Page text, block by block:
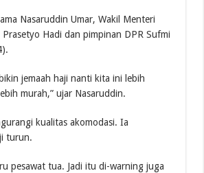
Nasaruddin Umar, Wakil Menteri
Hadi dan pimpinan DPR Sufmi
jemaah haji nanti kita ini lebih
murah,” ujar Nasaruddin.
kualitas akomodasi. Ia
turun.
pesawat tua. Jadi itu di-warning juga